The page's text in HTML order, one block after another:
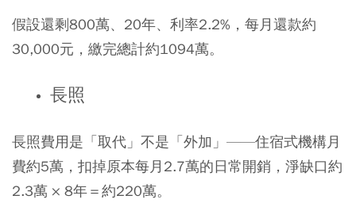
假設還剩800萬、20年、利率2.2%，每月還款約
30,000元，繳完總計約1094萬。
長照
長照費用是「取代」不是「外加」——住宿式機構月
費約5萬，扣掉原本每月2.7萬的日常開銷，淨缺口約
2.3萬 × 8年＝約220萬。